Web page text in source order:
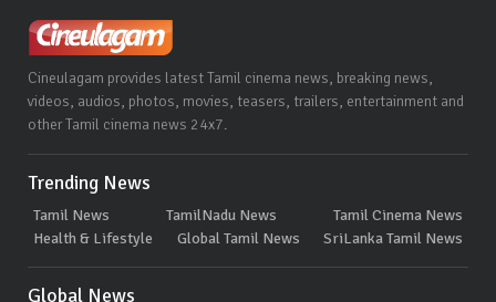
Cineulagam provides latest Tamil cinema news, breaking news,
videos, audios, photos, movies, teasers, trailers, entertainment and
other Tamil cinema news 24x7.
Trending News
Tamil News TamilNadu News
Tamil Cinema News
Health & Lifestyle
Global Tamil News SriLanka Tamil News
Global News